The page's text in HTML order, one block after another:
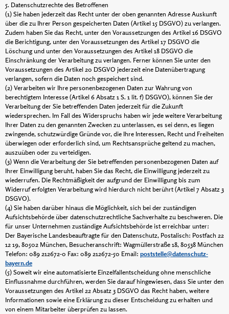
5. Datenschutzrechte des Betroffenen
(1) Sie haben jederzeit das Recht unter der oben genannten Adresse Auskunft
über die zu Ihrer Person gespeicherten Daten (Artikel 15 DSGVO) zu verlangen.
Zudem haben Sie das Recht, unter den Voraussetzungen des Artikel 16 DSGVO
die Berichtigung, unter den Voraussetzungen des Artikel 17 DSGVO die
Löschung und unter den Voraussetzungen des Artikel 18 DSGVO die
Einschränkung der Verarbeitung zu verlangen. Ferner können Sie unter den
Voraussetzungen des Artikel 20 DSGVO jederzeit eine Datenübertragung
verlangen, sofern die Daten noch gespeichert sind.
(2) Verarbeiten wir Ihre personenbezogenen Daten zur Wahrung von
berechtigtem Interesse (Artikel 6 Absatz 1 S. 1 lit. f) DSGVO), können Sie der
Verarbeitung der Sie betreffenden Daten jederzeit für die Zukunft
wiedersprechen. Im Fall des Widerspruchs haben wir jede weitere Verarbeitung
Ihrer Daten zu den genannten Zwecken zu unterlassen, es sei denn, es liegen
zwingende, schutzwürdige Gründe vor, die Ihre Interessen, Recht und Freiheiten
überwiegen oder erforderlich sind, um Rechtsansprüche geltend zu machen,
auszuüben oder zu verteidigen.
(3) Wenn die Verarbeitung der Sie betreffenden personenbezogenen Daten auf
Ihrer Einwilligung beruht, haben Sie das Recht, die Einwilligung jederzeit zu
wiederrufen. Die Rechtmäßigkeit der aufgrund der Einwilligung bis zum
Widerruf erfolgten Verarbeitung wird hierdurch nicht berührt (Artikel 7 Absatz 3
DSGVO).
(4) Sie haben darüber hinaus die Möglichkeit, sich bei der zuständigen
Aufsichtsbehörde über datenschutzrechtliche Sachverhalte zu beschweren. Die
für unser Unternehmen zuständige Aufsichtsbehörde ist erreichbar unter:
Der Bayerische Landesbeauftragte für den Datenschutz, Postalisch: Postfach 22
12 19, 80502 München, Besucheranschrift: Wagmüllerstraße 18, 80538 München
Telefon: 089 212672-0 Fax: 089 212672-50 Email: poststelle@datenschutz-
bayern.de
(5) Soweit wir eine automatisierte Einzelfallentscheidung ohne menschliche
Einflussnahme durchführen, werden Sie darauf hingewiesen, dass Sie unter den
Voraussetzungen des Artikel 22 Absatz 3 DSGVO das Recht haben, weitere
Informationen sowie eine Erklärung zu dieser Entscheidung zu erhalten und
von einem Mitarbeiter überprüfen zu lassen.